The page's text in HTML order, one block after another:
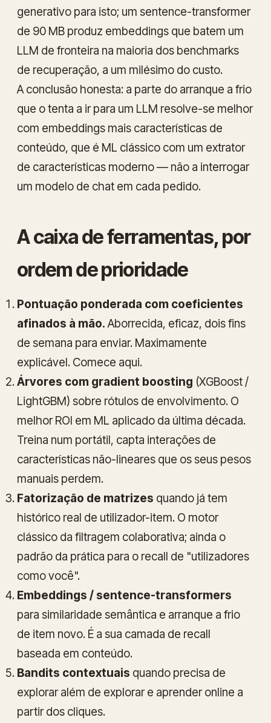
generativo para isto; um sentence-transformer
de 90 MB produz embeddings que batem um
LLM de fronteira na maioria dos benchmarks
de recuperação, a um milésimo do custo.
A conclusão honesta: a parte do arranque a frio
que o tenta a ir para um LLM resolve-se melhor
com embeddings mais características de
conteúdo, que é ML clássico com um extrator
de características moderno — não a interrogar
um modelo de chat em cada pedido.
A caixa de ferramentas, por
ordem de prioridade
Pontuação ponderada com coeficientes
afinados à mão. Aborrecida, eficaz, dois fins
de semana para enviar. Maximamente
explicável. Comece aqui.
Árvores com gradient boosting (XGBoost /
LightGBM) sobre rótulos de envolvimento. O
melhor ROI em ML aplicado da última década.
Treina num portátil, capta interações de
características não-lineares que os seus pesos
manuais perdem.
Fatorização de matrizes quando já tem
histórico real de utilizador-item. O motor
clássico da filtragem colaborativa; ainda o
padrão da prática para o recall de "utilizadores
como você".
Embeddings / sentence-transformers
para similaridade semântica e arranque a frio
de item novo. É a sua camada de recall
baseada em conteúdo.
Bandits contextuais quando precisa de
explorar além de explorar e aprender online a
partir dos cliques.